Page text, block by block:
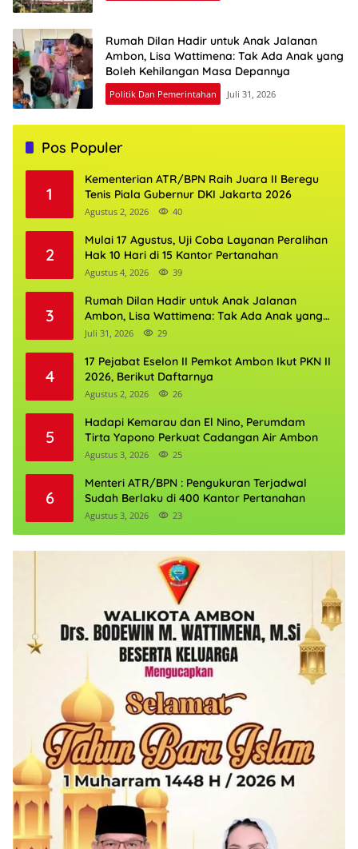
Rumah Dilan Hadir untuk Anak Jalanan
Ambon, Lisa Wattimena: Tak Ada Anak yang
Boleh Kehilangan Masa Depannya
Politik Dan Pemerintahan Juli 31, 2026
Pos Populer
1
Kementerian ATR/BPN Raih Juara II Beregu
Tenis Piala Gubernur DKI Jakarta 2026
Agustus 2, 2026 40
2
Mulai 17 Agustus, Uji Coba Layanan Peralihan
Hak 10 Hari di 15 Kantor Pertanahan
Agustus 4, 2026 39
3
Rumah Dilan Hadir untuk Anak Jalanan
Ambon, Lisa Wattimena: Tak Ada Anak yang
Boleh Kehilangan Masa Depannya
Juli 31, 2026 29
4
17 Pejabat Eselon II Pemkot Ambon Ikut PKN II
2026, Berikut Daftarnya
Agustus 2, 2026 26
5
Hadapi Kemarau dan El Nino, Perumdam
Tirta Yapono Perkuat Cadangan Air Ambon
Agustus 3, 2026 25
6
Menteri ATR/BPN : Pengukuran Terjadwal
Sudah Berlaku di 400 Kantor Pertanahan
Agustus 3, 2026 23